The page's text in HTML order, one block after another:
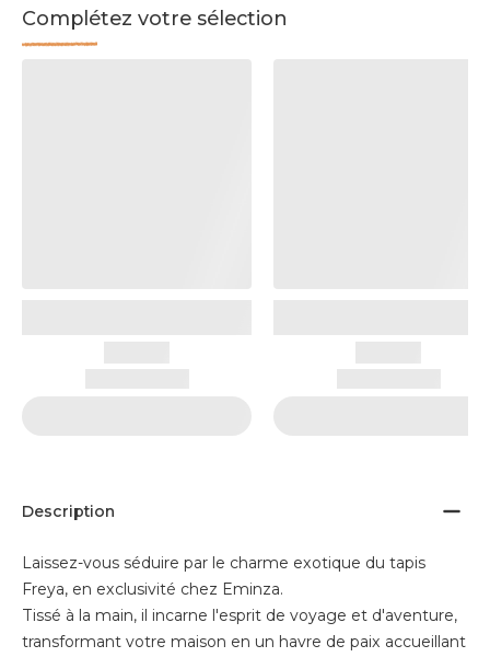
Complétez votre sélection
Description
Laissez-vous séduire par le charme exotique du tapis
Freya, en exclusivité chez Eminza.
Tissé à la main, il incarne l'esprit de voyage et d'aventure,
transformant votre maison en un havre de paix accueillant